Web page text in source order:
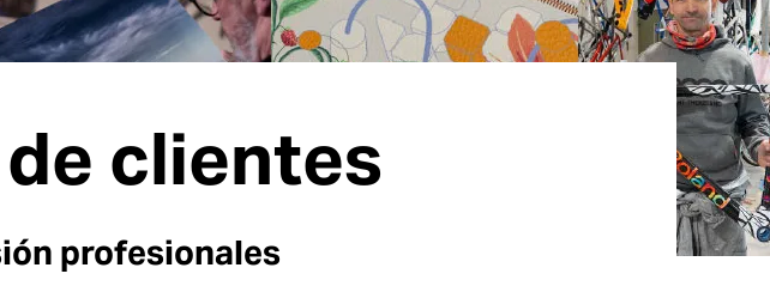
clientes
profesionales